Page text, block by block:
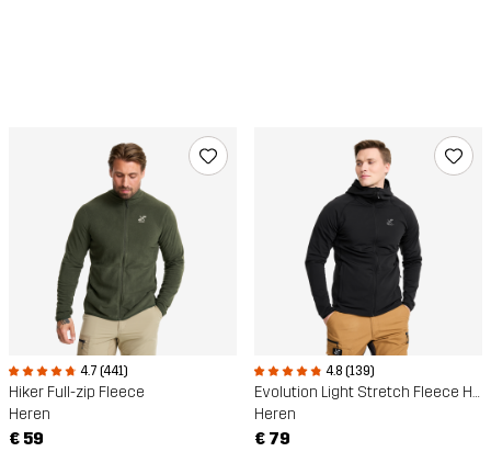
4.7 (441)
Hiker Full-zip Fleece
Heren
€ 59
4.8 (139)
Evolution Light Stretch Fleece Hoodie
Heren
€ 79